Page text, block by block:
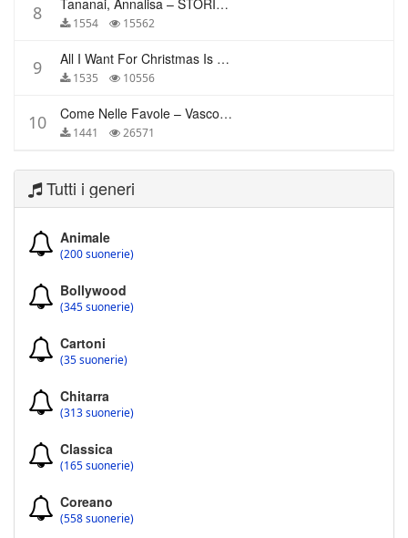
8 Tananai, Annalisa – STORIE BREVI
1554 15562
9 All I Want For Christmas Is You – Mariah Carey
1535 10556
10 Come Nelle Favole – Vasco Rossi
1441 26571
Tutti i generi
Animale
(200 suonerie)
Bollywood
(345 suonerie)
Cartoni
(35 suonerie)
Chitarra
(313 suonerie)
Classica
(165 suonerie)
Coreano
(558 suonerie)